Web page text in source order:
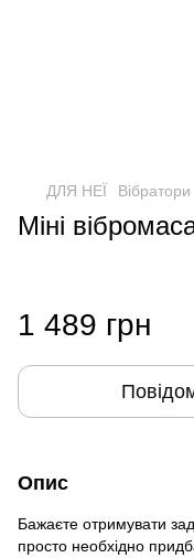
ДЛЯ НЕЇ Вібратори
Міні
1 489 грн
Опис
Бажаєте отримувати
просто необхідно